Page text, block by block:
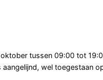
tussen 09:00 tot
wel toegestaan